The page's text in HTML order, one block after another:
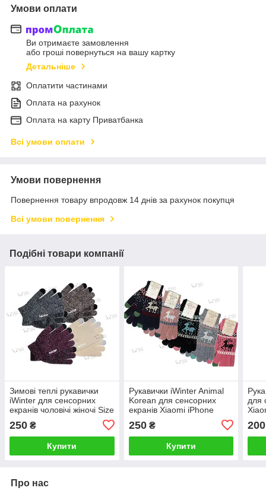
Умови оплати
Ви отримаєте замовлення
або гроші повернуться на вашу картку
Детальніше
Оплатити частинами
Оплата на рахунок
Оплата на карту Приватбанка
Всі умови оплати
Умови повернення
Повернення товару впродовж 14 днів за рахунок покупця
Всі умови повернення
Подібні товари компанії
Зимові теплі рукавички
iWinter для сенсорних
екранів чоловічі жіночі Size
250 ₴
Купити
Рукавички iWinter Animal
Korean для сенсорних
екранів Xiaomi iPhone
Huawei Samsung Колір на
вибір
250₴
Купити
для
200
Про нас